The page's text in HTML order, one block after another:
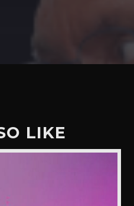
LIKE